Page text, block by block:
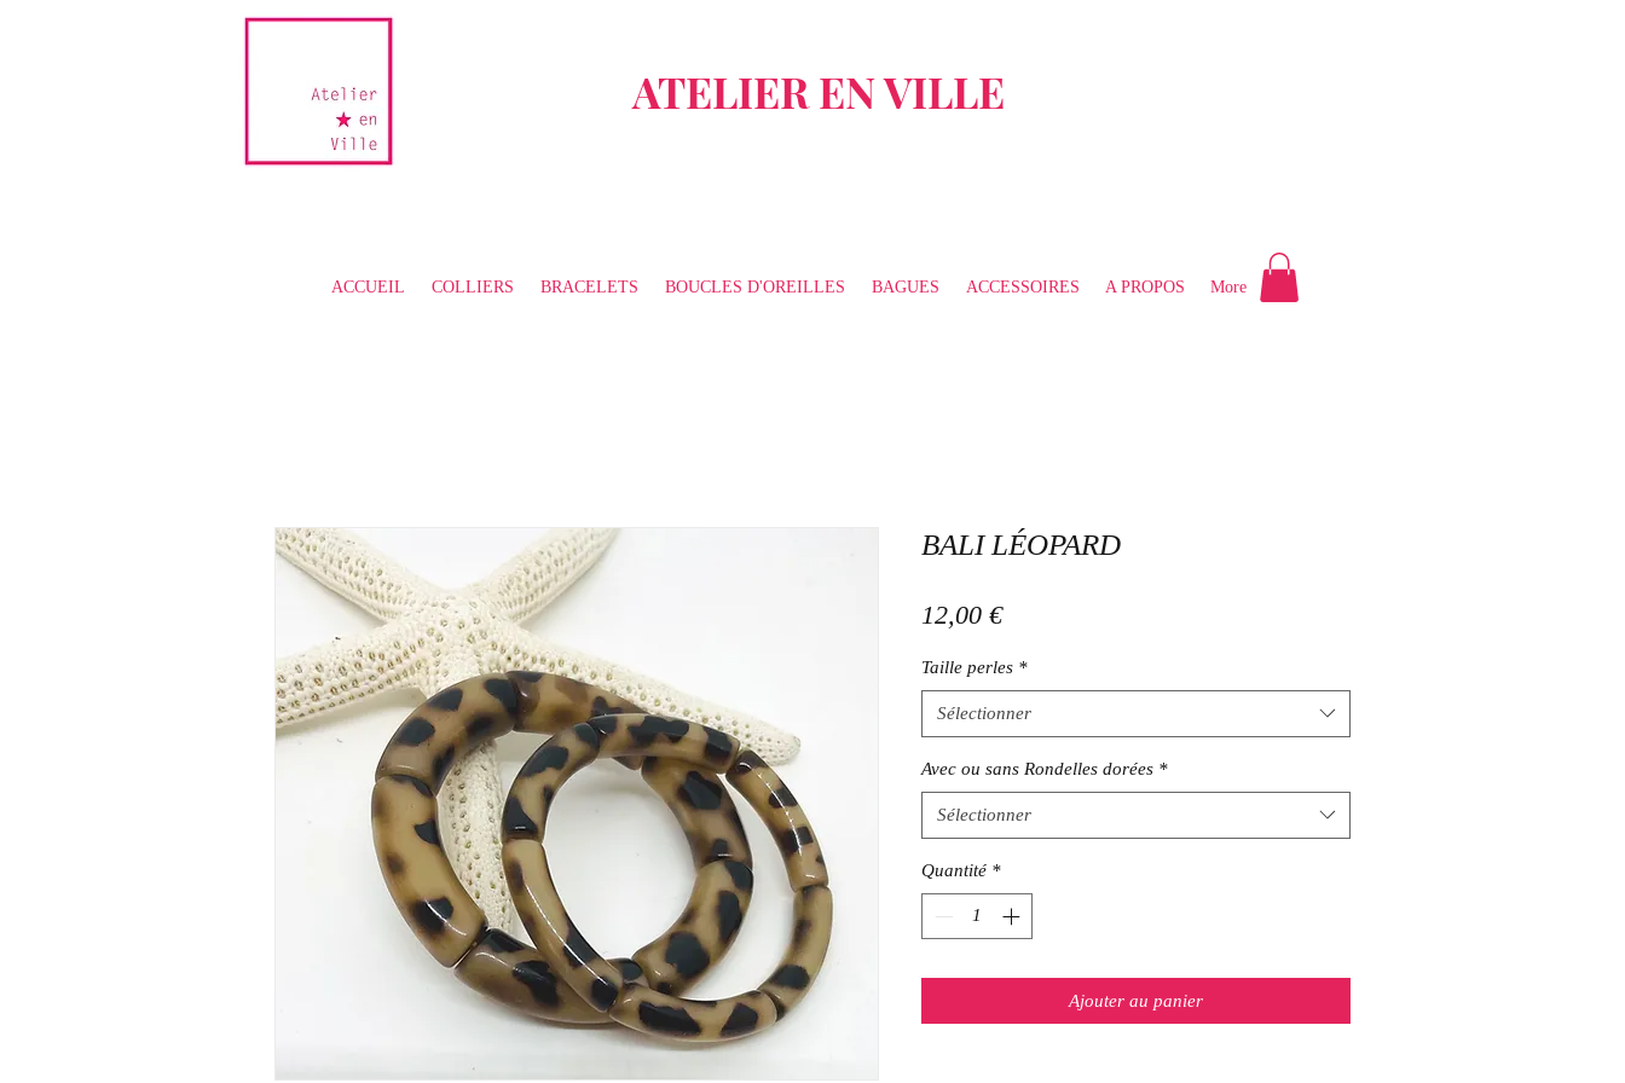
ATELIER EN VILLE
ACCUEIL COLLIERS BRACELETS BOUCLES D'OREILLES BAGUES ACCESSOIRES A PROPOS More
BALI LÉOPARD
12,00 €Prix
Taille perles *
Sélectionner
Avec ou sans Rondelles dorées *
Sélectionner
Quantité *
Ajouter au panier